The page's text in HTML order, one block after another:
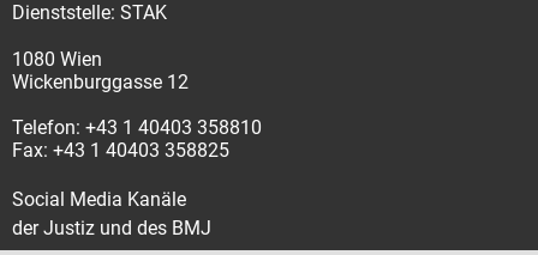
Dienststelle: STAK
1080 Wien
Wickenburggasse 12
Telefon: +43 1 40403 358810
Fax: +43 1 40403 358825
Social Media Kanäle
der Justiz und des BMJ